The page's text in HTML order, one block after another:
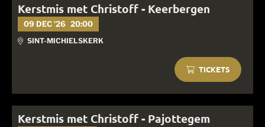
Kerstmis met Christoff - Keerbergen
09 DEC '26 20:00
SINT-MICHIELSKERK
TICKETS
Kerstmis met Christoff - Pajottegem